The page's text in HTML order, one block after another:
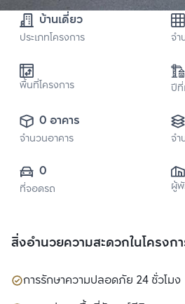
บ้านเดี่ยว
ประเภทโครงการ จ
พื้นที่โครงการ ปีที่
0 อาคาร
จำนวนอาคาร จำ
0
ที่จอดรถ ผู้
สิ่งอำนวยความสะดวกในโครงก
การรักษาความปลอดภัย 24 ชั่วโมง